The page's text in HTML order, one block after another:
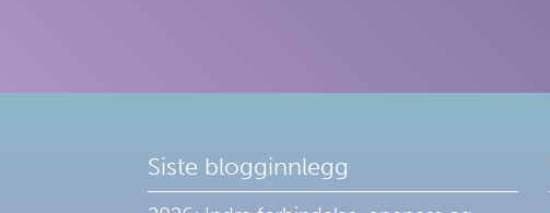
Siste blogginnlegg